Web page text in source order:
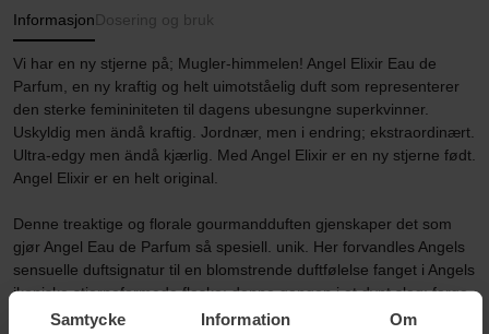
Samtycke Information Om
InformasjonDosering og bruk
Vi har en ny stjerne på; Mugler-himmelen! Angel Elixir Eau de
Parfum, en ny kraftig og helt uimotståelig duft som representerer
den sterke femininiteten til dagens ubesungne superkvinner.
Uskyldig men ändå kraftig. Jordnær, men i endring; ekstraordinært.
Ultra-edgy men ändå kjærlig. Med Angel Elixir er en ny stjerne født.
Angel Elixir er en helt original.
Denne treaktige og florale gourmandduften gjenskaper det som
gjør Angel Eau de Parfum så spesiell. unik. Her forvandles Angels
sensuelle duftsignatur til en blomstrende duftfølelse fanget i Angels
ikoniske stjerneformede flaske: denne gangen i et dypt slag; farge
inspirert av stjernehimmelen. Glitrende krydrede toner glitrer. En